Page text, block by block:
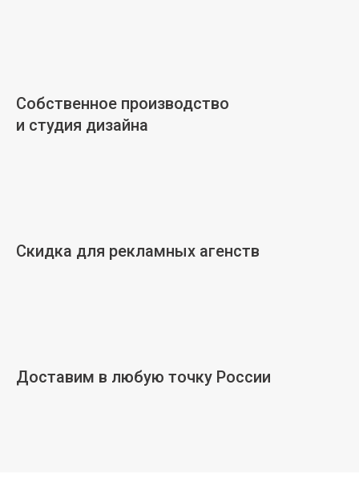
Собственное производство
и студия дизайна
Скидка для рекламных агенств
Доставим в любую точку России